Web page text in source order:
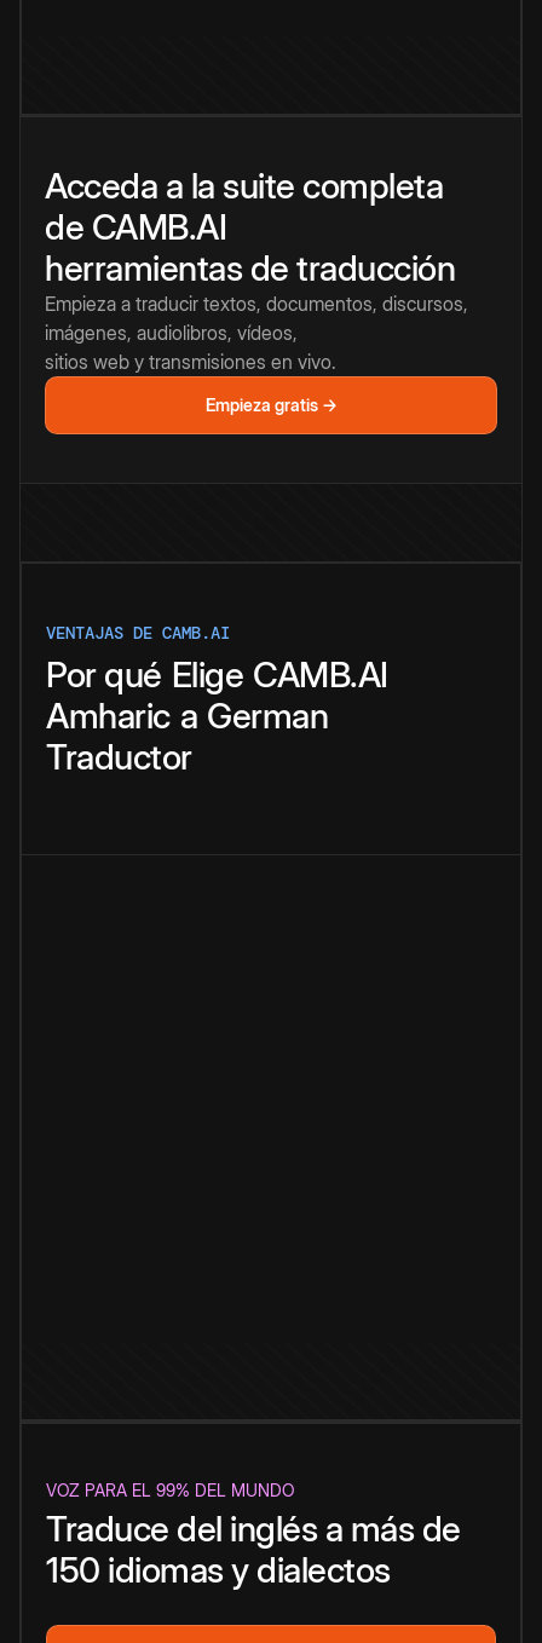
Acceda a la suite completa
de CAMB.AI
herramientas de traducción
Empieza a traducir textos, documentos, discursos,
imágenes, audiolibros, vídeos,
sitios web y transmisiones en vivo.
Empieza gratis →
VENTAJAS DE CAMB.AI
Por qué Elige CAMB.AI
Amharic a German
Traductor
VOZ PARA EL 99% DEL MUNDO
Traduce del inglés a más de
150 idiomas y dialectos